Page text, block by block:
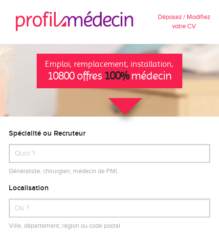
Déposez / Modifiez
votre CV
Emploi, remplacement, installation,
10800 offres 100%médecin
Spécialité ou Recruteur
Généraliste, chirurgien, médecin de PMI…
Localisation
Ville, département, région ou code postal